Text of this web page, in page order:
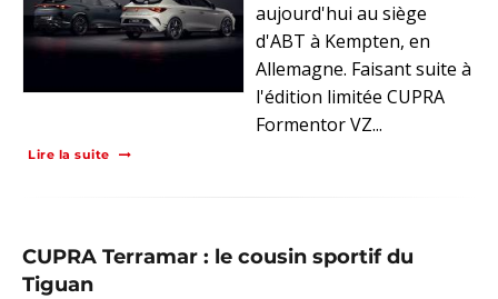
aujourd'hui au siège
d'ABT à Kempten, en
Allemagne. Faisant suite à
l'édition limitée CUPRA
Formentor VZ...
Lire la suite
CUPRA Terramar : le cousin sportif du
Tiguan